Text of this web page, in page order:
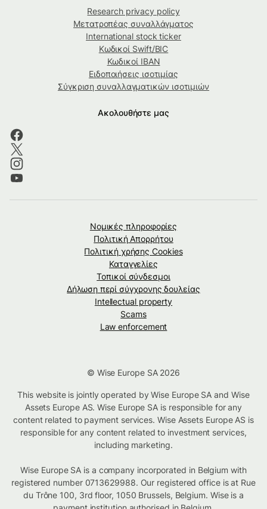
Research privacy policy
Μετατροπέας συναλλάγματος
International stock ticker
Κωδικοί Swift/BIC
Κωδικοί IBAN
Ειδοποιήσεις ισοτιμίας
Σύγκριση συναλλαγματικών ισοτιμιών
Ακολουθήστε μας
Νομικές πληροφορίες
Πολιτική Απορρήτου
Πολιτική χρήσης Cookies
Καταγγελίες
Τοπικοί σύνδεσμοι
Δήλωση περί σύγχρονης δουλείας
Intellectual property
Scams
Law enforcement
© Wise Europe SA 2026
This website is jointly operated by Wise Europe SA and Wise
Assets Europe AS. Wise Europe SA is responsible for any
content related to payment services. Wise Assets Europe AS is
responsible for any content related to investment services,
including marketing.
Wise Europe SA is a company incorporated in Belgium with
registered number 0713629988. Our registered office is at Rue
du Trône 100, 3rd floor, 1050 Brussels, Belgium. Wise is a